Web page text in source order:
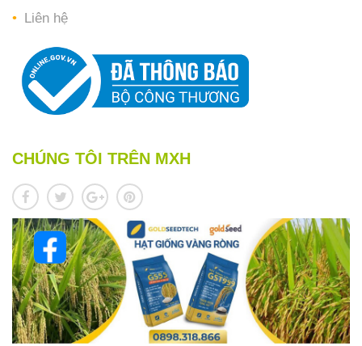
Liên hệ
CHÚNG TÔI TRÊN MXH